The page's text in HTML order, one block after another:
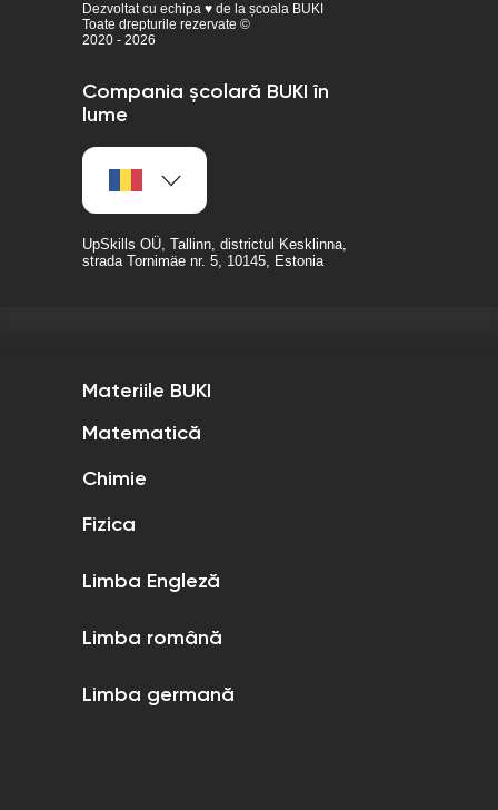
Dezvoltat cu echipa ♥ de la școala BUKI
Toate drepturile rezervate ©
2020 - 2026
Compania școlară BUKI în
lume
UpSkills OÜ, Tallinn, districtul Kesklinna,
strada Tornimäe nr. 5, 10145, Estonia
Materiile BUKI
Matematică
Chimie
Fizica
Limba Engleză
Limba română
Limba germană